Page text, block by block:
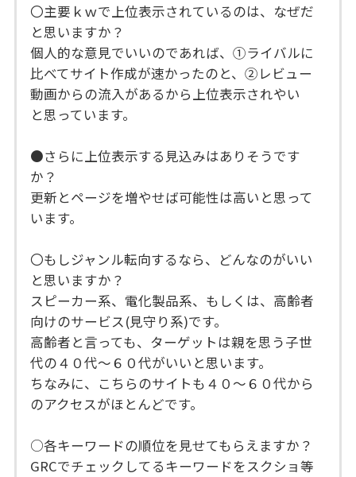
〇主要ｋｗで上位表示されているのは、なぜだ
と思いますか？
個人的な意見でいいのであれば、①ライバルに
比べてサイト作成が速かったのと、②レビュー
動画からの流入があるから上位表示されやい
と思っています。
●さらに上位表示する見込みはありそうです
か？
更新とページを増やせば可能性は高いと思って
います。
〇もしジャンル転向するなら、どんなのがいい
と思いますか？
スピーカー系、電化製品系、もしくは、高齢者
向けのサービス(見守り系)です。
高齢者と言っても、ターゲットは親を思う子世
代の４０代～６０代がいいと思います。
ちなみに、こちらのサイトも４０～６０代から
のアクセスがほとんどです。
○各キーワードの順位を見せてもらえますか？
GRCでチェックしてるキーワードをスクショ等